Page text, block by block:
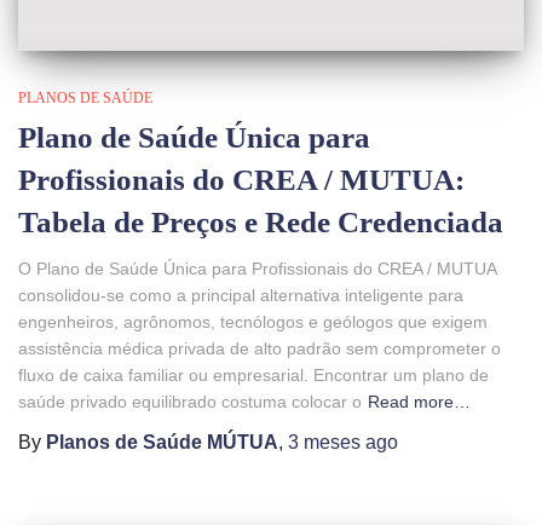
PLANOS DE SAÚDE
Plano de Saúde Única para
Profissionais do CREA / MUTUA:
Tabela de Preços e Rede Credenciada
O Plano de Saúde Única para Profissionais do CREA / MUTUA
consolidou-se como a principal alternativa inteligente para
engenheiros, agrônomos, tecnólogos e geólogos que exigem
assistência médica privada de alto padrão sem comprometer o
fluxo de caixa familiar ou empresarial. Encontrar um plano de
saúde privado equilibrado costuma colocar o Read more…
By Planos de Saúde MÚTUA, 3 meses ago